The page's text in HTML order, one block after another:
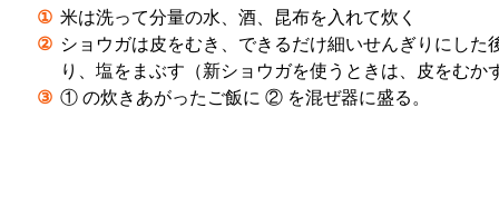
① 米は洗って分量の水、酒、昆布を入れて炊く
② ショウガは皮をむき、できるだけ細いせんぎりにし
り、塩をまぶす（新ショウガを使うときは、皮をむか
③ ① の炊きあがったご飯に ② を混ぜ器に盛る。